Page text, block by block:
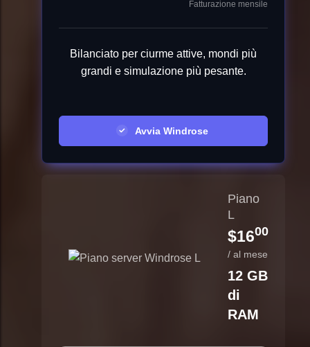
Fatturazione mensile
Bilanciato per ciurme attive, mondi più
grandi e simulazione più pesante.
Avvia Windrose
Piano
L
$1600
/ al mese
12 GB
di
RAM